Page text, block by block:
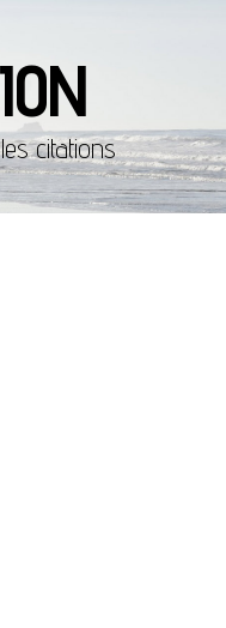
citations